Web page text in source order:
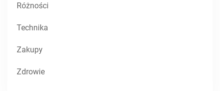
Różności
Technika
Zakupy
Zdrowie